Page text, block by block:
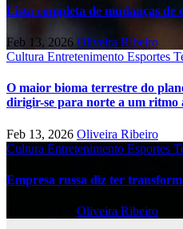
Lista completa de mudanças de
Feb 13, 2026 Oliveira Ribeiro
Cultura Entretenimento Esportes
O maior bioma terrestre do
dirigir-se para norte a um ritmo
Feb 13, 2026 Oliveira Ribeiro
Cultura Entretenimento Esportes
Empresa russa diz ter
Oliveira Ribeiro